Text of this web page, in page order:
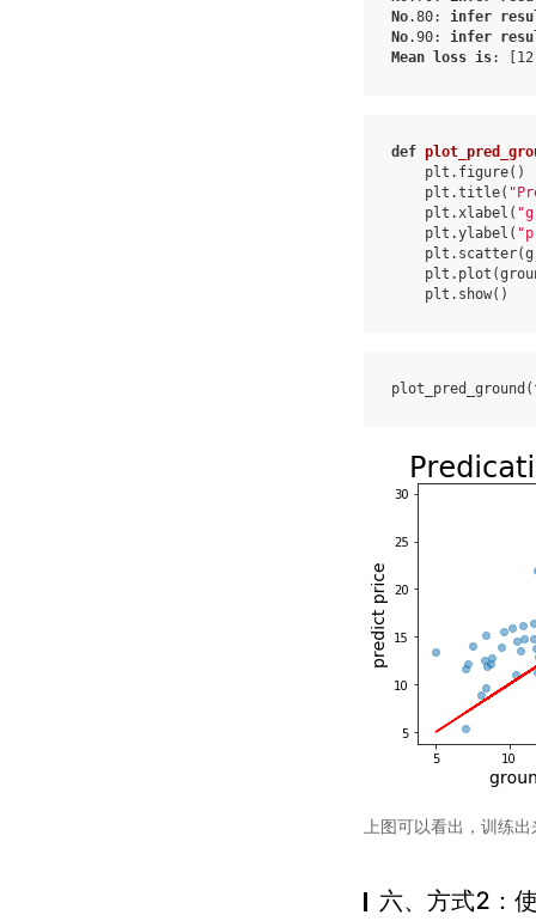
No.80: infer
No.90: infer
Mean loss is: [
def
plt . figure()
plt .title(
plt . xlabel (
plt .ylabel (
plt . scatter(
plt . plot (
plt . show()
plot_pred_ground (
上图可以看出，训练
六、方式2：